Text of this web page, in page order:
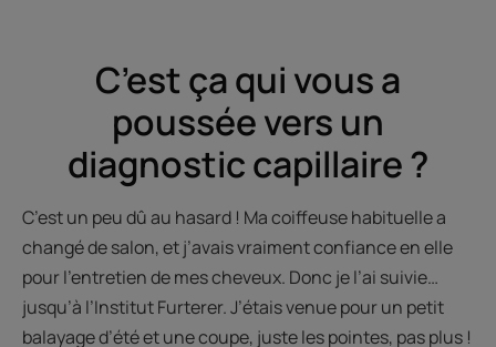
C’est ça qui vous a
poussée vers un
diagnostic capillaire ?
C’est un peu dû au hasard ! Ma coiffeuse habituelle a
changé de salon, et j’avais vraiment confiance en elle
pour l’entretien de mes cheveux. Donc je l’ai suivie…
jusqu’à l’Institut Furterer. J’étais venue pour un petit
balayage d’été et une coupe, juste les pointes, pas plus !